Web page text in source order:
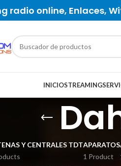
radio online, Enlaces,
INICIOSTREAMING
Y CENTRALES TDTAPARATOS
1 Product